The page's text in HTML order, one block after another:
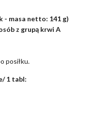
- masa netto: 141 g)
z grupą krwi A
posiłku.
1 tabl: